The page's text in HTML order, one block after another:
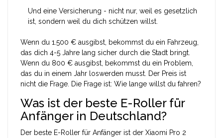
Und eine Versicherung - nicht nur, weil es gesetzlich
ist, sondern weil du dich schützen willst.
Wenn du 1.500 € ausgibst, bekommst du ein Fahrzeug,
das dich 4-5 Jahre lang sicher durch die Stadt bringt.
Wenn du 800 € ausgibst, bekommst du ein Problem,
das du in einem Jahr loswerden musst. Der Preis ist
nicht die Frage. Die Frage ist: Wie lange willst du fahren?
Was ist der beste E-Roller für
Anfänger in Deutschland?
Der beste E-Roller für Anfänger ist der Xiaomi Pro 2